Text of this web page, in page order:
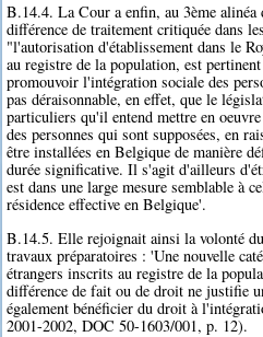
B.14.4. La Cour a enfin, au 3ème
différence de traitement critiquée dans
"l'autorisation d'établissement dans le
au registre de la population, est
promouvoir l'intégration sociale des
pas déraisonnable, en effet, que le
particuliers qu'il entend mettre en
des personnes qui sont supposées, en
être installées en Belgique de manière
durée significative. Il s'agit d'ailleurs
est dans une large mesure semblable à
résidence effective en Belgique'.
B.14.5. Elle rejoignait ainsi la volonté
travaux préparatoires : 'Une nouvelle
étrangers inscrits au registre de la
différence de fait ou de droit ne justifie
également bénéficier du droit à
2001-2002, DOC 50-1603/001, p. 12).